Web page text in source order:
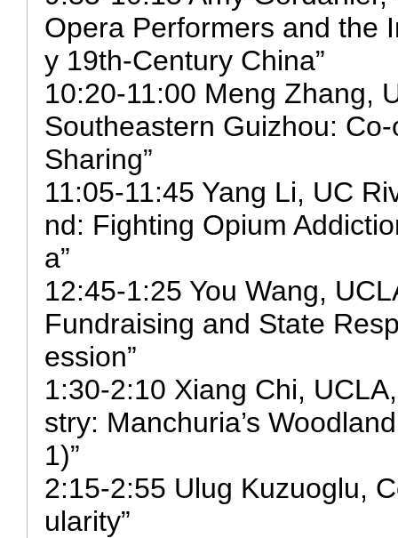
Opera Performers and the
y 19th-Century China”
10:20-11:00 Meng Zhang,
Southeastern Guizhou:
Sharing”
11:05-11:45 Yang Li, UC
nd: Fighting Opium
a”
12:45-1:25 You Wang,
Fundraising and State
ession”
1:30-2:10 Xiang Chi,
stry: Manchuria’s
1)”
2:15-2:55 Ulug Kuzuoglu,
ularity”